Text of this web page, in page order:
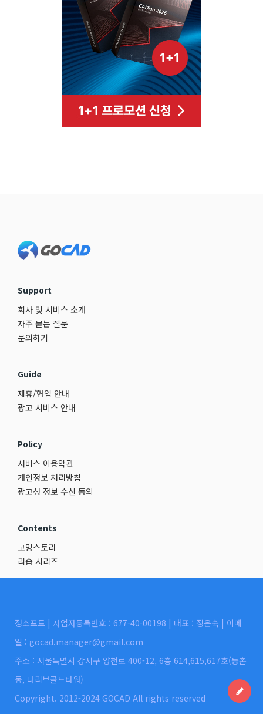
Support
회사 및 서비스 소개
자주 묻는 질문
문의하기
Guide
제휴/협업 안내
광고 서비스 안내
Policy
서비스 이용약관
개인정보 처리방침
광고성 정보 수신 동의
Contents
고밍스토리
리습 시리즈
정소프트 | 사업자등록번호 : 677-40-00198 | 대표 : 정은숙 | 이메
일 : gocad.manager@gmail.com
주소 : 서울특별시 강서구 양천로 400-12, 6층 614,615,617호(등촌
동, 더리브골드타워)
Copyright. 2012-2024 GOCAD All rights reserved